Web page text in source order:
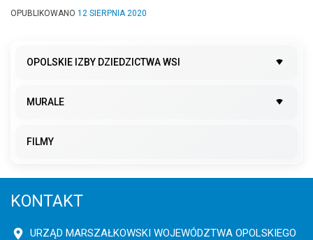
OPUBLIKOWANO 12 SIERPNIA 2020
OPOLSKIE IZBY DZIEDZICTWA WSI
MURALE
FILMY
KONTAKT
URZĄD MARSZAŁKOWSKI WOJEWÓDZTWA OPOLSKIEGO